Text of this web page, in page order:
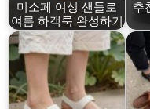
미소페 여성 샌들로
여름 하객룩 완성하기
추